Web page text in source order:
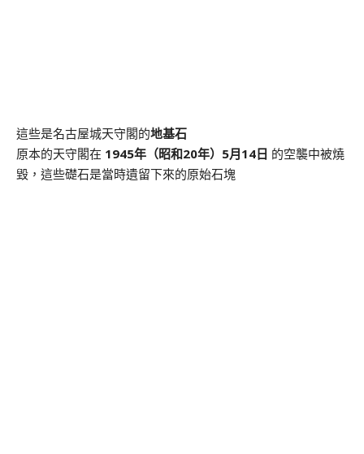
這些是名古屋城天守閣的地基石
原本的天守閣在 1945年（昭和20年）5月14日 的空襲中被燒
毀，這些礎石是當時遺留下來的原始石塊